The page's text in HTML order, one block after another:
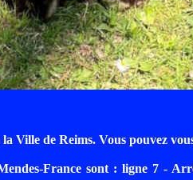
Ville de Reims. Vous pouvez
France sont : ligne 7 -